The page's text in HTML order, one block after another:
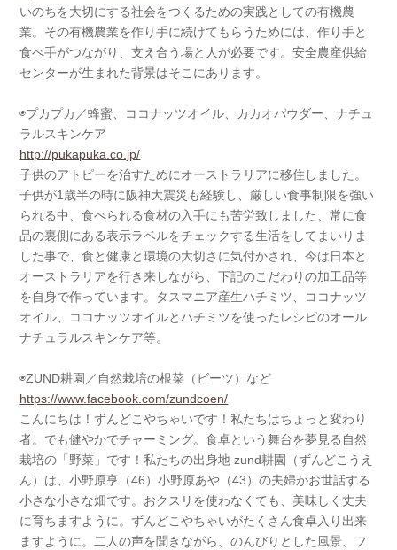
いのちを大切にする社会をつくるための実践としての有機農
業。その有機農業を作り手に続けてもらうためには、作り手と
食べ手がつながり、支え合う場と人が必要です。安全農産供給
センターが生まれた背景はそこにあります。
◉プカプカ／蜂蜜、ココナッツオイル、カカオパウダー、ナチュ
ラルスキンケア
http://pukapuka.co.jp/
子供のアトピーを治すためにオーストラリアに移住しました。
子供が1歳半の時に阪神大震災も経験し、厳しい食事制限を強い
られる中、食べられる食材の入手にも苦労致しました、常に食
品の裏側にある表示ラベルをチェックする生活をしてまいりま
した事で、食と健康と環境の大切さに気付かされ、今は日本と
オーストラリアを行き来しながら、下記のこだわりの加工品等
を自身で作っています。タスマニア産生ハチミツ、ココナッツ
オイル、ココナッツオイルとハチミツを使ったレシピのオール
ナチュラルスキンケア等。
◉ZUND耕園／自然栽培の根菜（ビーツ）など
https://www.facebook.com/zundcoen/
こんにちは！ずんどこやちゃいです！私たちはちょっと変わり
者。でも健やかでチャーミング。食卓という舞台を夢見る自然
栽培の「野菜」です！私たちの出身地 zund耕園（ずんどこうえ
ん）は、小野原亨（46）小野原あや（43）の夫婦がお世話する
小さな小さな畑です。おクスリを使わなくても、美味しく丈夫
に育ちますように。ずんどこやちゃいがたくさん食卓入り出来
ますように。二人の声を聞きながら、のんびりとした風景、フ